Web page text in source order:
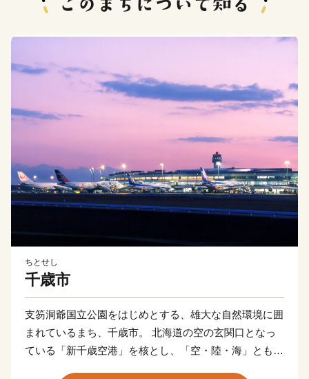
ちとせし
千歳市
支笏洞爺国立公園をはじめとする、雄大な自然環境に囲
まれているまち、千歳市。 北海道の空の玄関口となっ
ている「新千歳空港」を核とし、「空・陸・海」ともに